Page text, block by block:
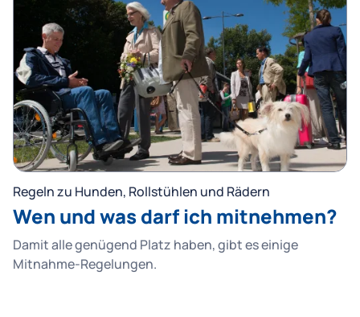
Regeln zu Hunden, Rollstühlen und Rädern
Wen und was darf ich mitnehmen?
Damit alle genügend Platz haben, gibt es einige
Mitnahme-Regelungen.